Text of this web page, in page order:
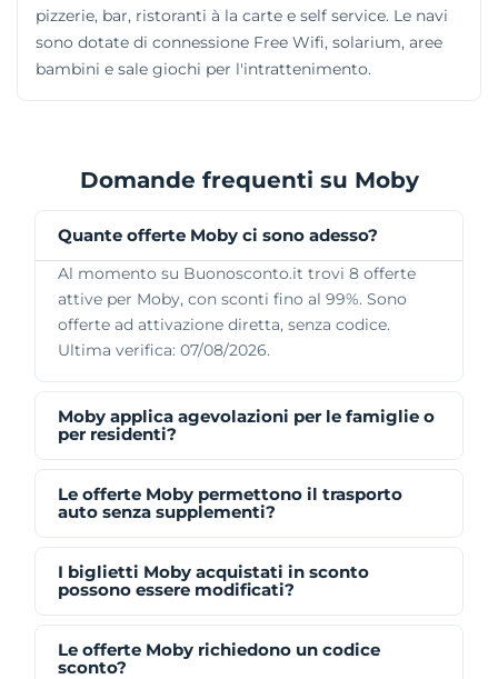
pizzerie, bar, ristoranti à la carte e self service. Le navi
sono dotate di connessione Free Wifi, solarium, aree
bambini e sale giochi per l'intrattenimento.
Domande frequenti su Moby
Quante offerte Moby ci sono adesso?
Al momento su Buonosconto.it trovi 8 offerte
attive per Moby, con sconti fino al 99%. Sono
offerte ad attivazione diretta, senza codice.
Ultima verifica: 07/08/2026.
Moby applica agevolazioni per le famiglie o
per residenti?
Le offerte Moby permettono il trasporto
auto senza supplementi?
I biglietti Moby acquistati in sconto
possono essere modificati?
Le offerte Moby richiedono un codice
sconto?